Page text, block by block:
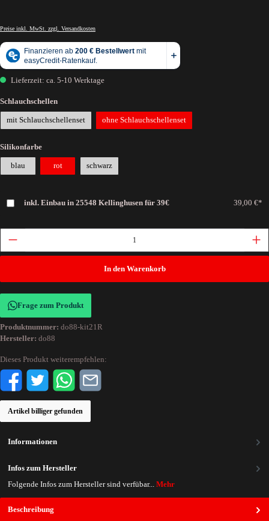
Preise inkl. MwSt. zzgl. Versandkosten
Lieferzeit: ca. 5-10 Werktage
Schlauchschellen
mit Schlauchschellenset ohne Schlauchschellenset
Silikonfarbe
blau rot schwarz
inkl. Einbau in 25548 Kellinghusen für 39€ 39,00 €*
In den Warenkorb
Frage zum Produkt
Produktnummer: do88-kit21R
Hersteller: do88
Dieses Produkt weiterempfehlen:
Artikel billiger gefunden
Beschreibung
Informationen
Infos zum Hersteller
Folgende Infos zum Hersteller sind verfübar... Mehr